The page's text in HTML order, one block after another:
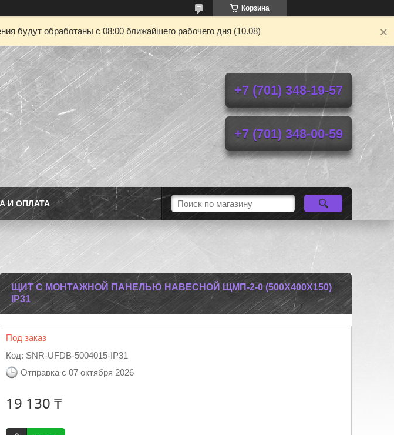
Корзина
будут обработаны с 08:00 ближайшего рабочего дня (10.08)
+7 (701) 348-19-57
+7 (701) 348-00-59
И ОПЛАТА
ЩИТ С МОНТАЖНОЙ ПАНЕЛЬЮ НАВЕСНОЙ ЩМП-2-0 (500Х400Х150)
IP31
Под заказ
Код: SNR-UFDB-5004015-IP31
Отправка с 07 октября 2026
19 130 ₸